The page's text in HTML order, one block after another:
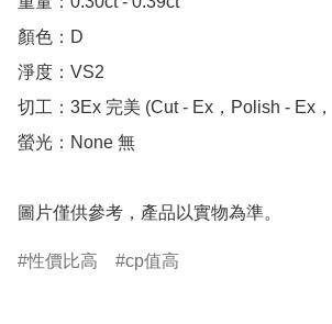
顏色：D
淨度：VS2
切工：3Ex 完美 (Cut - Ex，Polish - Ex
螢光：None 無
圖片僅供參考，產品以實物為準。
性價比高 cp值高